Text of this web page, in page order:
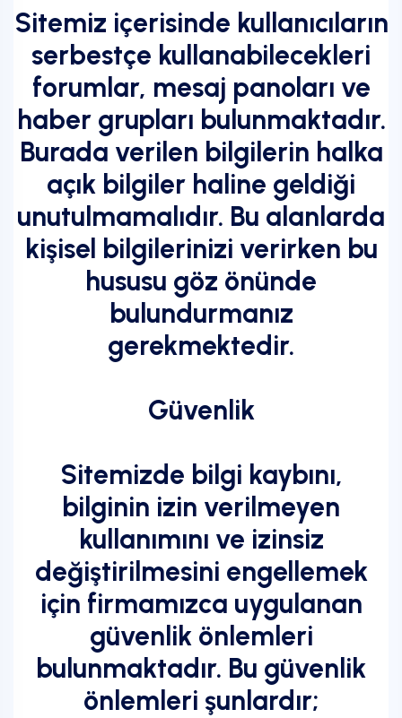
Sitemiz içerisinde kullanıcıların
serbestçe kullanabilecekleri
forumlar, mesaj panoları ve
haber grupları bulunmaktadır.
Burada verilen bilgilerin halka
açık bilgiler haline geldiği
unutulmamalıdır. Bu alanlarda
kişisel bilgilerinizi verirken bu
hususu göz önünde
bulundurmanız
gerekmektedir.
Güvenlik
Sitemizde bilgi kaybını,
bilginin izin verilmeyen
kullanımını ve izinsiz
değiştirilmesini engellemek
için firmamızca uygulanan
güvenlik önlemleri
bulunmaktadır. Bu güvenlik
önlemleri şunlardır;